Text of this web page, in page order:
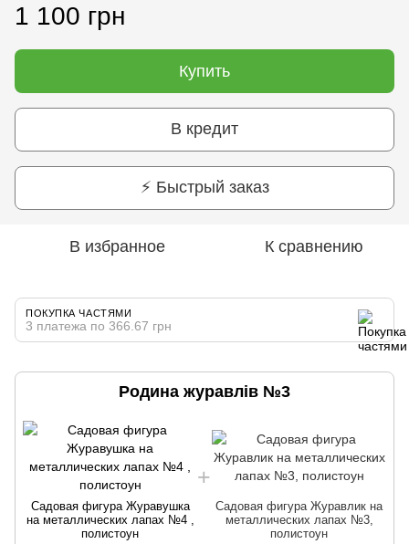
1 100 грн
Купить
В кредит
⚡ Быстрый заказ
В избранное К сравнению
ПОКУПКА ЧАСТЯМИ
3 платежа по 366.67 грн
Родина журавлів №3
Садовая фигура Журавушка
на металлических лапах №4 ,
полистоун
Садовая фигура Журавлик на
металлических лапах №3,
полистоун